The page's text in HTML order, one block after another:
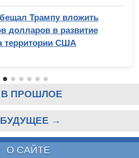
Трампу вложить
долларов в развитие
территории США
ПРОШЛОЕ
→
О САЙТЕ